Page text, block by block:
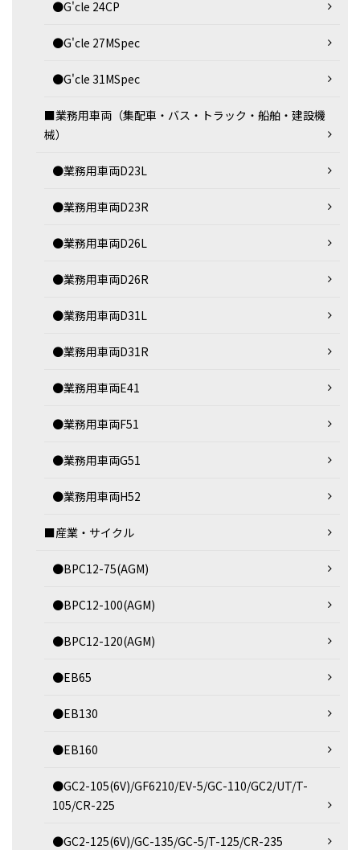
●G'cle 24CP
●G'cle 27MSpec
●G'cle 31MSpec
■業務用車両（集配車・バス・トラック・船舶・建設機
械）
●業務用車両D23L
●業務用車両D23R
●業務用車両D26L
●業務用車両D26R
●業務用車両D31L
●業務用車両D31R
●業務用車両E41
●業務用車両F51
●業務用車両G51
●業務用車両H52
■産業・サイクル
●BPC12-75(AGM)
●BPC12-100(AGM)
●BPC12-120(AGM)
●EB65
●EB130
●EB160
●GC2-105(6V)/GF6210/EV-5/GC-110/GC2/UT/T-
105/CR-225
●GC2-125(6V)/GC-135/GC-5/T-125/CR-235